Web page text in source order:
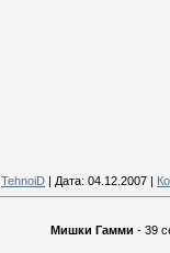
TehnoiD Дата: 04.12.2007
Мишки Гамми - 39